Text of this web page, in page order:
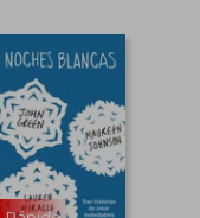
10%
dcto.